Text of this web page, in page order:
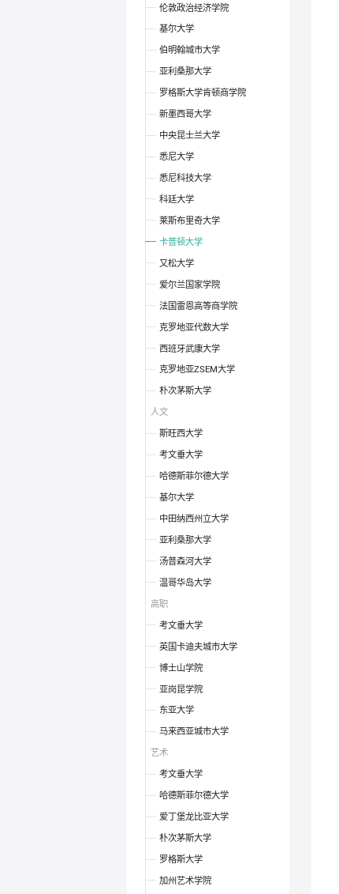
伦敦政治经济学院
基尔大学
伯明翰城市大学
亚利桑那大学
罗格斯大学肯顿商学院
新墨西哥大学
中央昆士兰大学
悉尼大学
悉尼科技大学
科廷大学
莱斯布里奇大学
卡普顿大学
又松大学
爱尔兰国家学院
法国雷恩高等商学院
克罗地亚代数大学
西班牙武康大学
克罗地亚ZSEM大学
朴次茅斯大学
人文
斯旺西大学
考文垂大学
哈德斯菲尔德大学
基尔大学
中田纳西州立大学
亚利桑那大学
汤普森河大学
温哥华岛大学
高职
考文垂大学
英国卡迪夫城市大学
博士山学院
亚岗昆学院
东亚大学
马来西亚城市大学
艺术
考文垂大学
哈德斯菲尔德大学
爱丁堡龙比亚大学
朴次茅斯大学
罗格斯大学
加州艺术学院